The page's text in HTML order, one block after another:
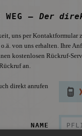
WEG – Der
uns per Kontaktformular
von uns erhalten. Ihre
kostenlosen Rückruf-
an.
direkt anrufen
NAME